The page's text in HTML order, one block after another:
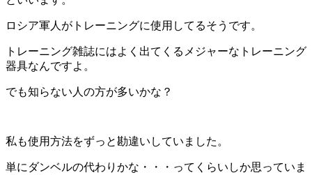
ロシア軍人がトレーニングに使用してるそうです。
トレーニング雑誌にはよく出てくるメジャーなトレーニング
器具なんですよ。
でも知らない人の方が多いかな？
私も使用方法をずっと勘違いしていました。
単にダンベルの代わりかな・・・ってくらいしか思っていま